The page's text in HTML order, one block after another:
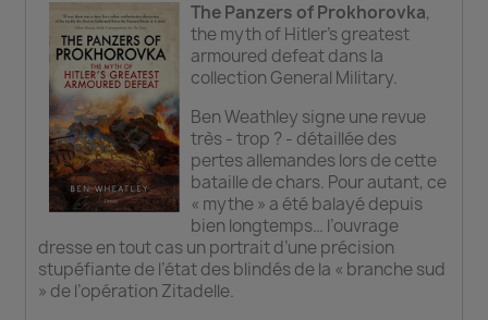
The Panzers of Prokhorovka,
the myth of Hitler’s greatest
armoured defeat dans la
collection General Military.
Ben Weathley signe une revue
très - trop ? - détaillée des
pertes allemandes lors de cette
bataille de chars. Pour autant, ce
« mythe » a été balayé depuis
bien longtemps… l’ouvrage
dresse en tout cas un portrait d’une précision
stupéfiante de l’état des blindés de la « branche sud
» de l’opération Zitadelle.